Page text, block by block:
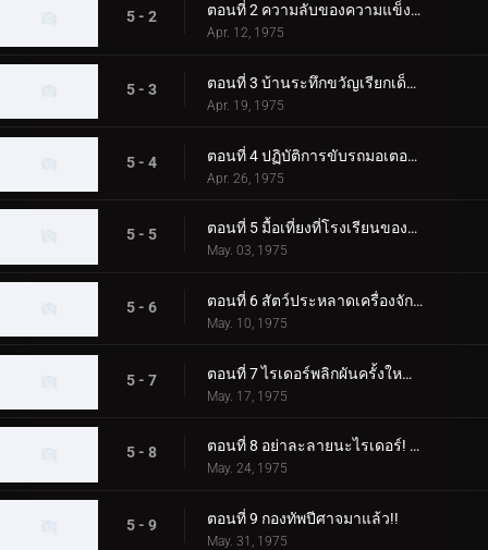
5 - 2 ตอนที่ 2 ความลับของความแข็งแกร่งและการเข้าสกัด!
Apr. 12, 1975
5 - 3 ตอนที่ 3 บ้านระทึกขวัญเรียกเด็กๆ!!
Apr. 19, 1975
5 - 4 ตอนที่ 4 ปฏิบัติการขับรถมอเตอร์ไซค์ปีศาจโดยประมาท!
Apr. 26, 1975
5 - 5 ตอนที่ 5 มื้อเที่ยงที่โรงเรียนของแบล็คซาตาน!
May. 03, 1975
5 - 6 ตอนที่ 6 สัตว์ประหลาดเครื่องจักรแมงกะพรุนที่กลายร่างเป็นอาจารย์!
May. 10, 1975
5 - 7 ตอนที่ 7 ไรเดอร์พลิกผันครั้งใหญ่!!
May. 17, 1975
5 - 8 ตอนที่ 8 อย่าละลายนะไรเดอร์! หมัดสุดท้าย อิเล็กโทรคิก!!
May. 24, 1975
5 - 9 ตอนที่ 9 กองทัพปีศาจมาแล้ว!!
May. 31, 1975